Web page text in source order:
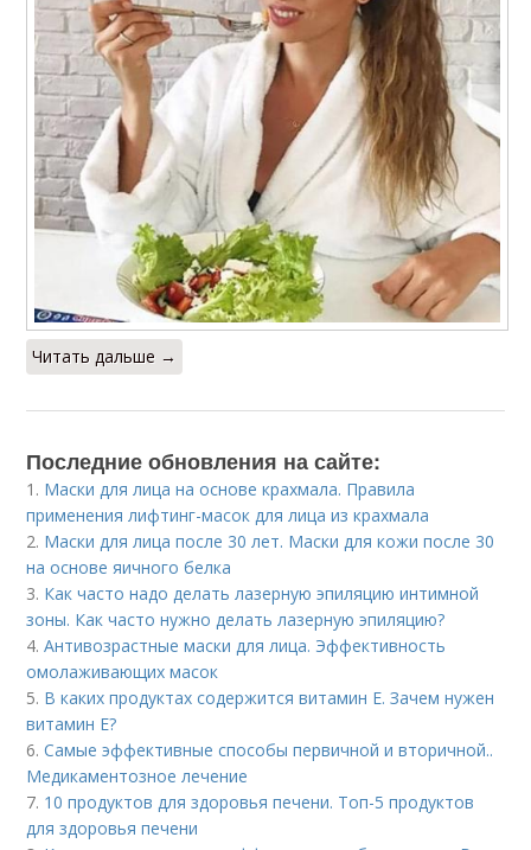
Читать дальше →
Последние обновления на сайте:
1. Маски для лица на основе крахмала. Правила
применения лифтинг-масок для лица из крахмала
2. Маски для лица после 30 лет. Маски для кожи после 30
на основе яичного белка
3. Как часто надо делать лазерную эпиляцию интимной
зоны. Как часто нужно делать лазерную эпиляцию?
4.Антивозрастные маски для лица. Эффективность
омолаживающих масок
5. В каких продуктах содержится витамин Е. Зачем нужен
витамин Е?
6.Самые эффективные способы первичной и вторичной..
Медикаментозное лечение
7. 10 продуктов для здоровья печени. Топ-5 продуктов
для здоровья печени